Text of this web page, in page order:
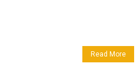
Read More